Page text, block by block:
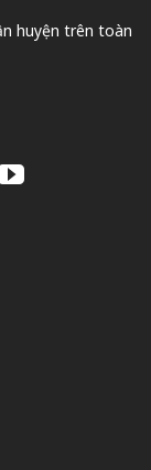
huyện trên toàn